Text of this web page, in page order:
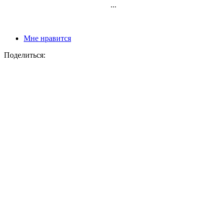
...
Мне нравится
Поделиться: